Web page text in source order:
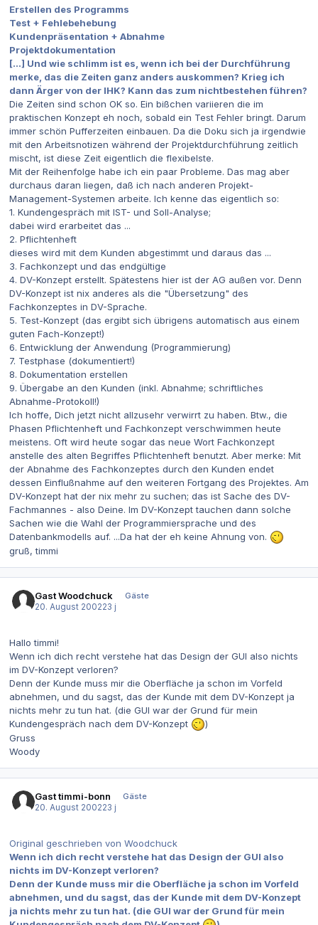
Erstellen des Programms
Test + Fehlebehebung
Kundenpräsentation + Abnahme
Projektdokumentation
[...] Und wie schlimm ist es, wenn ich bei der Durchführung
merke, das die Zeiten ganz anders auskommen? Krieg ich
dann Ärger von der IHK? Kann das zum nichtbestehen führen?
Die Zeiten sind schon OK so. Ein bißchen variieren die im
praktischen Konzept eh noch, sobald ein Test Fehler bringt. Darum
immer schön Pufferzeiten einbauen. Da die Doku sich ja irgendwie
mit den Arbeitsnotizen während der Projektdurchführung zeitlich
mischt, ist diese Zeit eigentlich die flexibelste.
Mit der Reihenfolge habe ich ein paar Probleme. Das mag aber
durchaus daran liegen, daß ich nach anderen Projekt-
Management-Systemen arbeite. Ich kenne das eigentlich so:
1. Kundengespräch mit IST- und Soll-Analyse;
dabei wird erarbeitet das ...
2. Pflichtenheft
dieses wird mit dem Kunden abgestimmt und daraus das ...
3. Fachkonzept und das endgültige
4. DV-Konzept erstellt. Spätestens hier ist der AG außen vor. Denn
DV-Konzept ist nix anderes als die "Übersetzung" des
Fachkonzeptes in DV-Sprache.
5. Test-Konzept (das ergibt sich übrigens automatisch aus einem
guten Fach-Konzept!)
6. Entwicklung der Anwendung (Programmierung)
7. Testphase (dokumentiert!)
8. Dokumentation erstellen
9. Übergabe an den Kunden (inkl. Abnahme; schriftliches
Abnahme-Protokoll!)
Ich hoffe, Dich jetzt nicht allzusehr verwirrt zu haben. Btw., die
Phasen Pflichtenheft und Fachkonzept verschwimmen heute
meistens. Oft wird heute sogar das neue Wort Fachkonzept
anstelle des alten Begriffes Pflichtenheft benutzt. Aber merke: Mit
der Abnahme des Fachkonzeptes durch den Kunden endet
dessen Einflußnahme auf den weiteren Fortgang des Projektes. Am
DV-Konzept hat der nix mehr zu suchen; das ist Sache des DV-
Fachmannes - also Deine. Im DV-Konzept tauchen dann solche
Sachen wie die Wahl der Programmiersprache und des
Datenbankmodells auf. ...Da hat der eh keine Ahnung von.
gruß, timmi
Gast Woodchuck
Gäste
20. August 200223 j
Hallo timmi!
Wenn ich dich recht verstehe hat das Design der GUI also nichts
im DV-Konzept verloren?
Denn der Kunde muss mir die Oberfläche ja schon im Vorfeld
abnehmen, und du sagst, das der Kunde mit dem DV-Konzept ja
nichts mehr zu tun hat. (die GUI war der Grund für mein
Kundengespräch nach dem DV-Konzept
)
Gruss
Woody
Gast timmi-bonn
Gäste
20. August 200223 j
Original geschrieben von Woodchuck
Wenn ich dich recht verstehe hat das Design der GUI also
nichts im DV-Konzept verloren?
Denn der Kunde muss mir die Oberfläche ja schon im Vorfeld
abnehmen, und du sagst, das der Kunde mit dem DV-Konzept
ja nichts mehr zu tun hat. (die GUI war der Grund für mein